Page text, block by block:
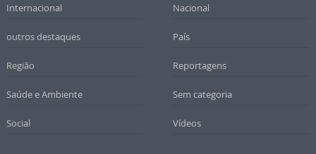
Internacional Nacional
outros destaques País
Região Reportagens
Saúde e Ambiente Sem categoria
Social Vídeos